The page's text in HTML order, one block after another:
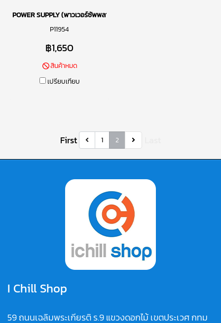
POWER SUPPLY (พาวเวอร์ซัพพลาย) CORSAIR RM750X 750W (80 PLUS
P11954
฿1,650
สินค้าหมด
เปรียบเทียบ
First 1 2
I Chill Shop
59 ถนนเฉลิมพระเกียรติ ร.9 แขวงดอกไม้ เขตประเวศ กทม